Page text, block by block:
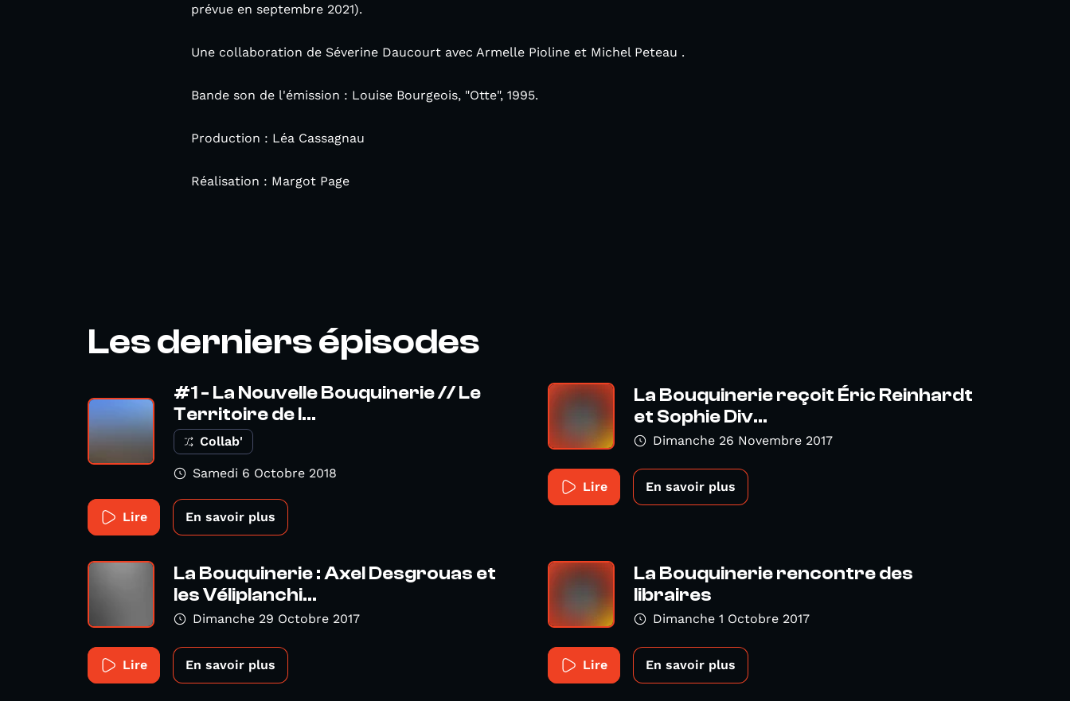
prévue en septembre 2021).
Une collaboration de Séverine Daucourt avec Armelle Pioline et Michel Peteau .
Bande son de l'émission : Louise Bourgeois, "Otte", 1995.
Production : Léa Cassagnau
Réalisation : Margot Page
Les derniers épisodes
#1 - La Nouvelle Bouquinerie // Le
Territoire de l...
Collab'
Samedi 6 Octobre 2018
Lire En savoir plus
La Bouquinerie reçoit Éric Reinhardt
et Sophie Div...
Dimanche 26 Novembre 2017
Lire En savoir plus
La Bouquinerie : Axel Desgrouas et
les Véliplanchi...
Dimanche 29 Octobre 2017
Lire En savoir plus
La Bouquinerie rencontre des
libraires
Dimanche 1 Octobre 2017
Lire En savoir plus